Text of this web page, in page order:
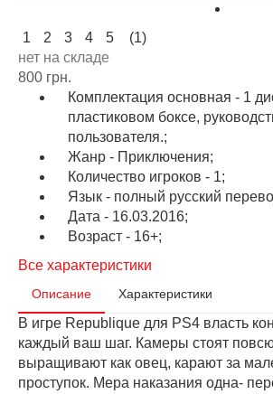
1 2 3 4 5
(1)
нет на складе
800 грн.
Комплектация основная - 1
пластиковом боксе,
пользователя.;
Жанр - Приключения;
Количество игроков - 1;
Язык - полный русский
Дата - 16.03.2016;
Возраст - 16+;
Все характеристики
Описание Характеристики
В игре Republique для PS4 власть
каждый ваш шаг. Камеры стоят
выращивают как овец, карают за
проступок. Мера наказания одна-